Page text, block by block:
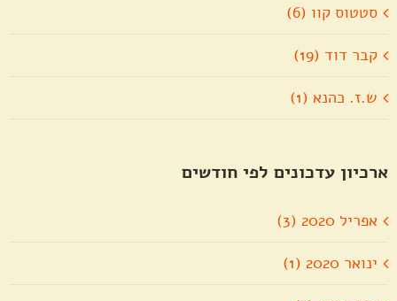
סטטוס קוו (6)
קבר דוד (19)
ש.ז. כהנא (1)
ארכיון עדכונים לפי חודשים
אפריל 2020 (3)
ינואר 2020 (1)